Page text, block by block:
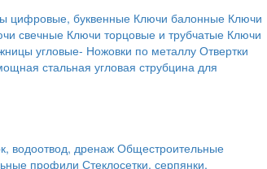
цифровые, буквенные Ключи балонные Ключи
свечные Ключи торцовые и трубчатые Ключи
угловые- Ножовки по металлу Отвертки
стальная угловая струбцина для
водоотвод, дренаж Общестроительные
профили Стеклосетки, серпянки,